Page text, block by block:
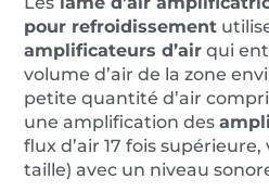
pour refroidissement
amplificateurs d’air qui
volume d’air de la zone
petite quantité d’air
une amplification des
flux d’air 17 fois supérieure,
taille) avec un niveau